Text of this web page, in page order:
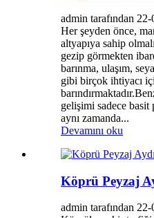
admin tarafından
Her şeyden önce,
altyapıya sahip
gezip görmekten
barınma, ulaşım,
gibi birçok ihtiyacı
gelişimi sadece basit
aynı zamanda...
Devamını oku
Köprü Peyzaj
admin tarafından